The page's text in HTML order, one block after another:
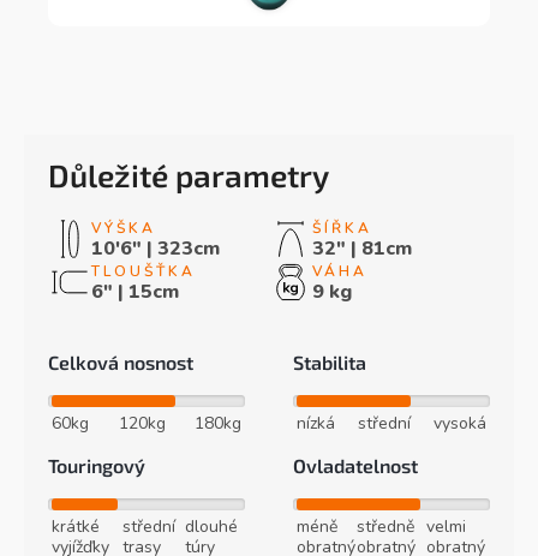
Důležité parametry
10'6" | 323cm
32" | 81cm
6" | 15cm
9 kg
Celková nosnost
60kg 120kg 180kg
Stabilita
nízká střední
vysoká
Touringový
krátké
vyjížďky
střední
trasy
dlouhé
túry
Ovladatelnost
méně
obratný
středně
obratný
velmi
obratný